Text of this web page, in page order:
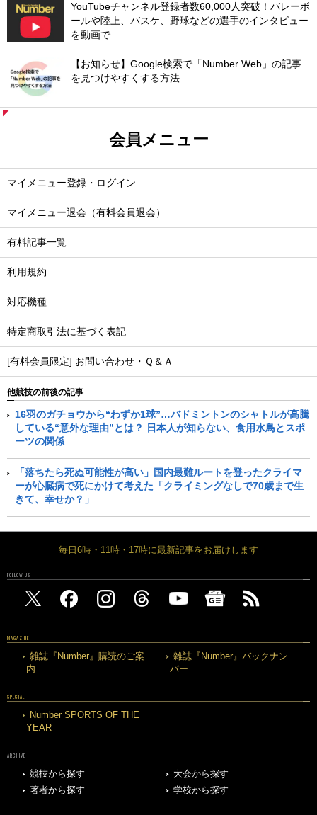
YouTubeチャンネル登録者数60,000人突破！バレーボ
ールや陸上、バスケ、野球などの選手のインタビュー
を動画で
【お知らせ】Google検索で「Number Web」の記事
を見つけやすくする方法
会員メニュー
マイメニュー登録・ログイン
マイメニュー退会（有料会員退会）
有料記事一覧
利用規約
対応機種
特定商取引法に基づく表記
[有料会員限定] お問い合わせ・Ｑ＆Ａ
他競技の前後の記事
16羽のガチョウから“わずか1球”…バドミントンのシャトルが高騰
している“意外な理由”とは？ 日本人が知らない、食用水鳥とスポ
ーツの関係
「落ちたら死ぬ可能性が高い」国内最難ルートを登ったクライマ
ーが心臓病で死にかけて考えた「クライミングなしで70歳まで生
きて、幸せか？」
毎日6時・11時・17時に最新記事をお届けします
FOLLOW US
MAGAZINE
雑誌『Number』購読のご案
内
雑誌『Number』バックナン
バー
SPECIAL
Number SPORTS OF THE
YEAR
ARCHIVE
競技から探す
大会から探す
著者から探す
学校から探す